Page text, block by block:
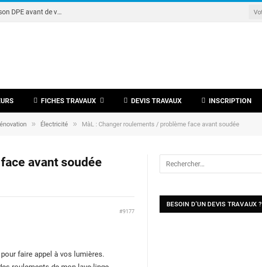
Note DPE : petits travaux à réaliser pour améliorer son DPE avant de vendre
FICHES TRAVAUX DEVIS TRAVAUX INSCRIPTION
» Électricité » MàL : Changer roulements / problème face avant soudée
avant soudée
#9177
faire appel à vos lumières.
BESOIN D’UN DEVIS TRAVAUX ?